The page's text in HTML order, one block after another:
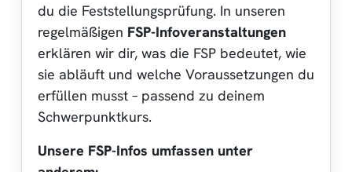
du die Feststellungsprüfung. In unseren
regelmäßigen FSP-Infoveranstaltungen
erklären wir dir, was die FSP bedeutet, wie
sie abläuft und welche Voraussetzungen du
erfüllen musst – passend zu deinem
Schwerpunktkurs.
Unsere FSP-Infos umfassen unter